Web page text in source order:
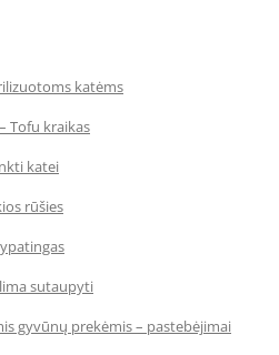
katėms
Tofu kraikas
katei
rūšies
sutaupyti
gyvūnų prekėmis – pastebėjimai